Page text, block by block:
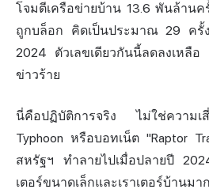
โจมตีเครือข่ายบ้าน 13.6 พันล้าน
ถูกบล็อก คิดเป็นประมาณ 29 ครั้
2024 ตัวเลขเดียวกันนี้ลดลงเหลื
ข่าวร้าย
นี่คือปฏิบัติการจริง ไม่ใช่ความเ
Typhoon หรือบอทเน็ต "Raptor
สหรัฐฯ ทำลายไปเมื่อปลายปี
เตอร์ขนาดเล็กและเราเตอร์บ้าน